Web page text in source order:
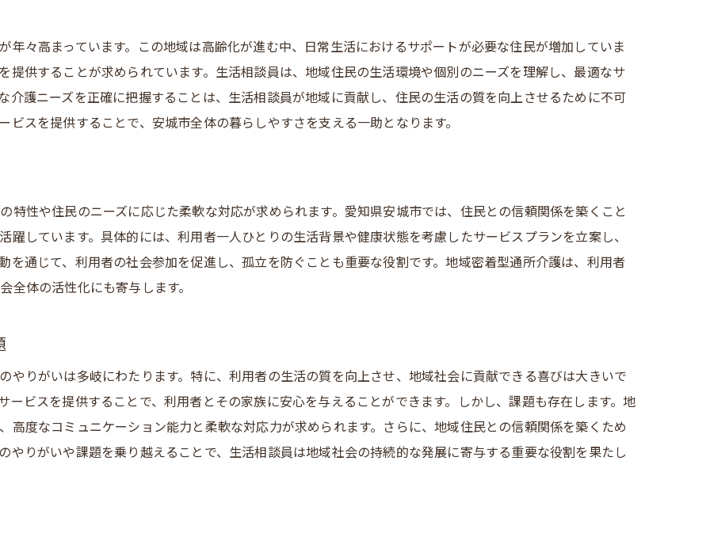
ミュニケーション能力の向上法
務経験を通じた成長の機会
城市でのスキルを活かしたキャリア展開
での地域密着型通所介護求人生活相談員のやりがいとは
域密着型の職場環境の魅力
用者の笑顔がやりがいに
場で得られる達成感と幸福感
活相談員の役割とその影響力
城市での長期的なキャリアビジョン
着型通所介護の生活相談員が地域社会に与える影響
域の福祉向上に貢献する方法
年々高まっています。この地域は高齢化が進む中、日常生活におけるサポートが必要な住民が増加していま
提供することが求められています。生活相談員は、地域住民の生活環境や個別のニーズを理解し、最適なサ
介護ニーズを正確に把握することは、生活相談員が地域に貢献し、住民の生活の質を向上させるために不可
スを提供することで、安城市全体の暮らしやすさを支える一助となります。
特性や住民のニーズに応じた柔軟な対応が求められます。愛知県安城市では、住民との信頼関係を築くこと
躍しています。具体的には、利用者一人ひとりの生活背景や健康状態を考慮したサービスプランを立案し、
を通じて、利用者の社会参加を促進し、孤立を防ぐことも重要な役割です。地域密着型通所介護は、利用者
全体の活性化にも寄与します。
やりがいは多岐にわたります。特に、利用者の生活の質を向上させ、地域社会に貢献できる喜びは大きいで
ービスを提供することで、利用者とその家族に安心を与えることができます。しかし、課題も存在します。地
高度なコミュニケーション能力と柔軟な対応力が求められます。さらに、地域住民との信頼関係を築くため
やりがいや課題を乗り越えることで、生活相談員は地域社会の持続的な発展に寄与する重要な役割を果たし